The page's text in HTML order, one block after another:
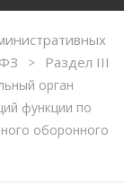
> Раздел III
орган
функции по
оборонного